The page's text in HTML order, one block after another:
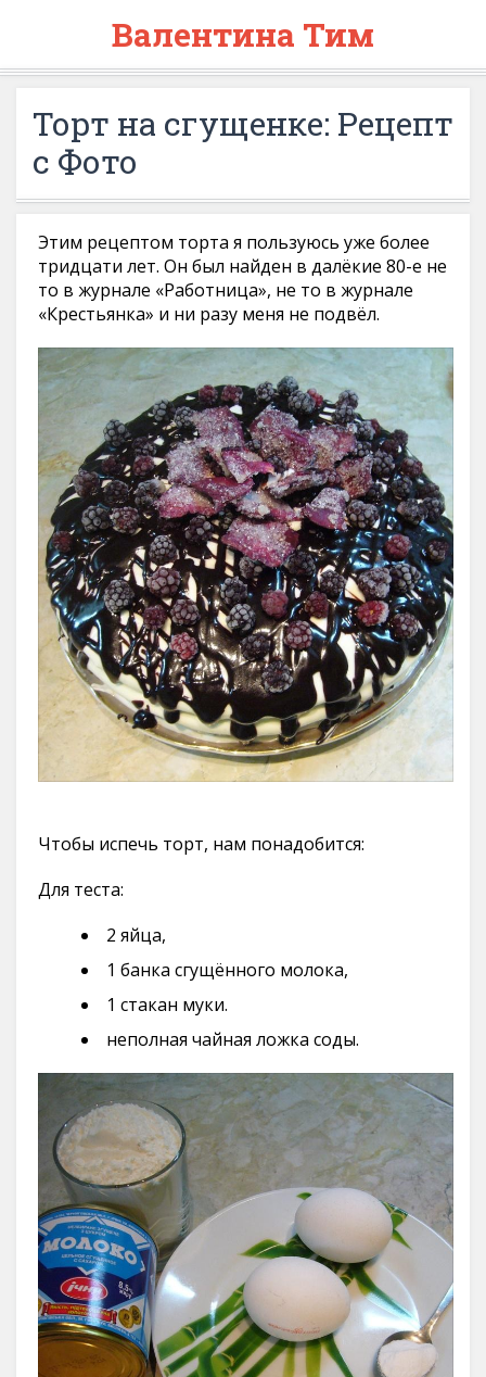
Валентина Тим
Торт на сгущенке: Рецепт
с Фото
Этим рецептом торта я пользуюсь уже более
тридцати лет. Он был найден в далёкие 80-е не
то в журнале «Работница», не то в журнале
«Крестьянка» и ни разу меня не подвёл.
Чтобы испечь торт, нам понадобится:
Для теста:
2 яйца,
1 банка сгущённого молока,
1 стакан муки.
неполная чайная ложка соды.